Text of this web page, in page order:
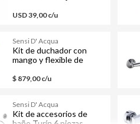
USD 39,00 c/u
Sensi D' Acqua
Kit de duchador con
mango y flexible de
$ 879,00 c/u
Sensi D' Acqua
Kit de accesorios de